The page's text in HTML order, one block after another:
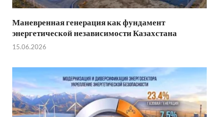
Маневренная генерация как фундамент
энергетической независимости Казахстана
15.06.2026